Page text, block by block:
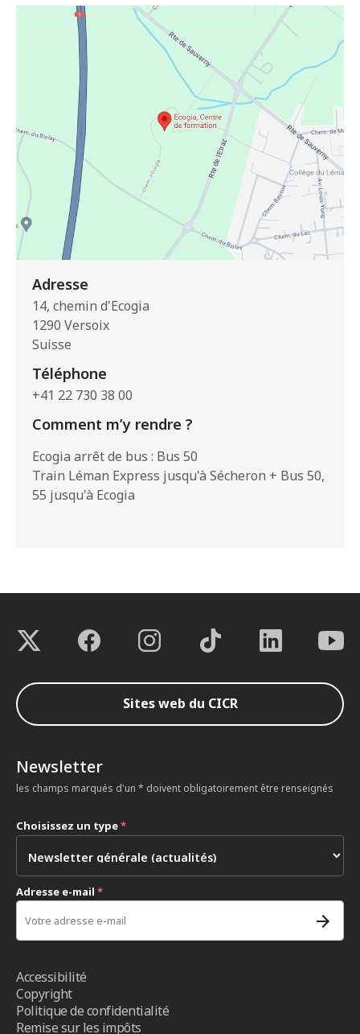
Adresse
14, chemin d'Ecogia
1290 Versoix
Suisse
Téléphone
+41 22 730 38 00
Comment m’y rendre ?
Ecogia arrêt de bus : Bus 50
Train Léman Express jusqu'à Sécheron + Bus 50,
55 jusqu'à Ecogia
Sites web du CICR
Newsletter
les champs marqués d'un * doivent obligatoirement être renseignés
Choisissez un type*
Adresse e-mail *
Accessibilité
Copyright
Politique de confidentialité
Remise sur les impôts